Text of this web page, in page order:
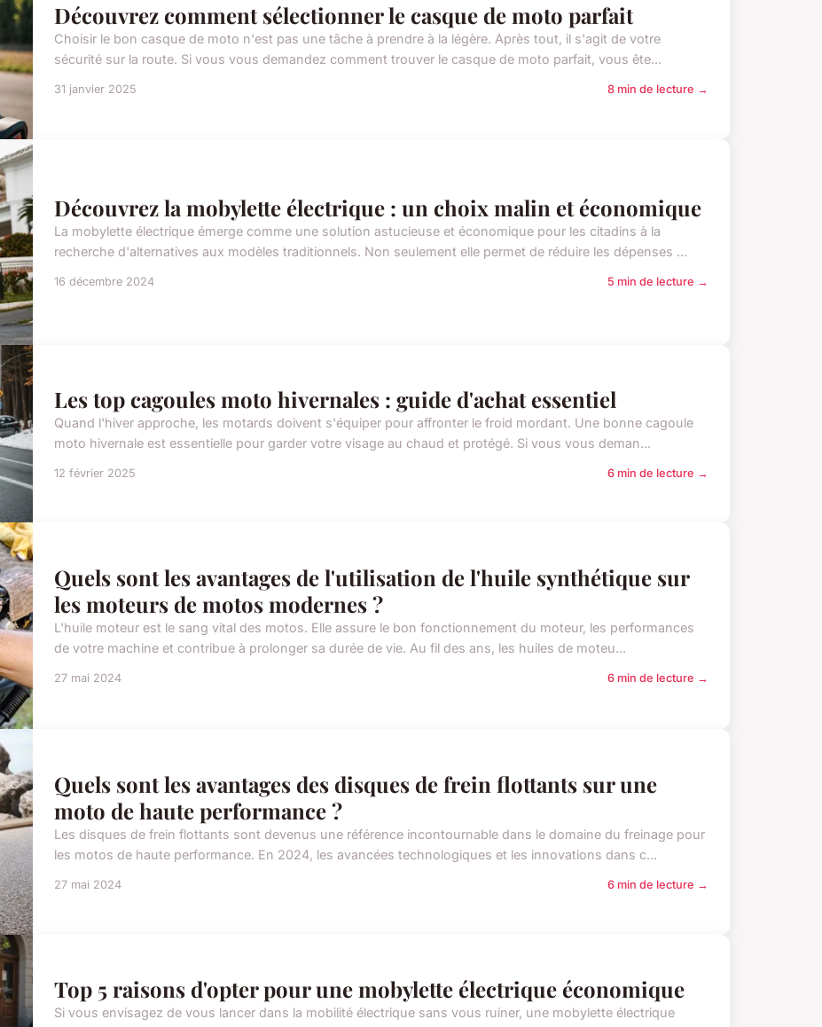
Découvrez comment sélectionner le casque de moto parfait
Choisir le bon casque de moto n'est pas une tâche à prendre à la légère. Après tout, il s'agit de votre
sécurité sur la route. Si vous vous demandez comment trouver le casque de moto parfait, vous ête...
31 janvier 2025 8 min de lecture →
Découvrez la mobylette électrique : un choix malin et économique
La mobylette électrique émerge comme une solution astucieuse et économique pour les citadins à la
recherche d'alternatives aux modèles traditionnels. Non seulement elle permet de réduire les dépenses ...
16 décembre 2024 5 min de lecture →
Les top cagoules moto hivernales : guide d'achat essentiel
Quand l'hiver approche, les motards doivent s'équiper pour affronter le froid mordant. Une bonne cagoule
moto hivernale est essentielle pour garder votre visage au chaud et protégé. Si vous vous deman...
12 février 2025 6 min de lecture →
Quels sont les avantages de l'utilisation de l'huile synthétique sur
les moteurs de motos modernes ?
L'huile moteur est le sang vital des motos. Elle assure le bon fonctionnement du moteur, les performances
de votre machine et contribue à prolonger sa durée de vie. Au fil des ans, les huiles de moteu...
27 mai 2024 6 min de lecture →
Quels sont les avantages des disques de frein flottants sur une
moto de haute performance ?
Les disques de frein flottants sont devenus une référence incontournable dans le domaine du freinage pour
les motos de haute performance. En 2024, les avancées technologiques et les innovations dans c...
27 mai 2024 6 min de lecture →
Top 5 raisons d'opter pour une mobylette électrique économique
Si vous envisagez de vous lancer dans la mobilité électrique sans vous ruiner, une mobylette électrique